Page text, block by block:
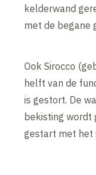
kelderwand
met de begane
Ook Sirocco
helft van de
is gestort. De
bekisting wordt
gestart met het